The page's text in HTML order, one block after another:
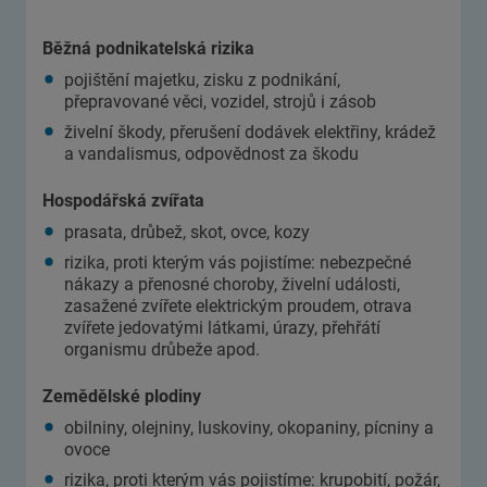
Běžná podnikatelská rizika
pojištění majetku, zisku z podnikání,
přepravované věci, vozidel, strojů i zásob
živelní škody, přerušení dodávek elektřiny, krádež
a vandalismus, odpovědnost za škodu
Hospodářská zvířata
prasata, drůbež, skot, ovce, kozy
rizika, proti kterým vás pojistíme: nebezpečné
nákazy a přenosné choroby, živelní události,
zasažené zvířete elektrickým proudem, otrava
zvířete jedovatými látkami, úrazy, přehřátí
organismu drůbeže apod.
Zemědělské plodiny
obilniny, olejniny, luskoviny, okopaniny, pícniny a
ovoce
rizika, proti kterým vás pojistíme: krupobití, požár,